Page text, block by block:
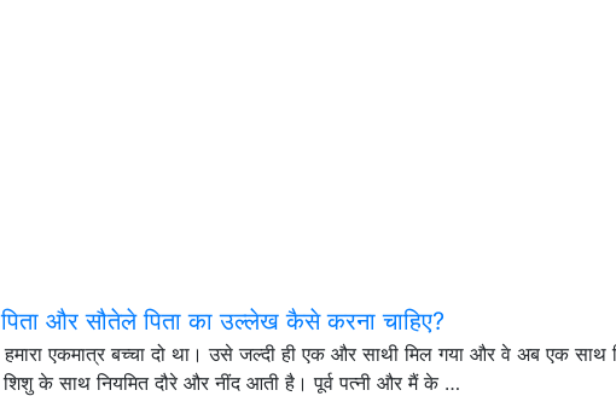
और सौतेले पिता का उल्लेख कैसे करना चाहिए?
एकमात्र बच्चा दो था। उसे जल्दी ही एक और साथी मिल गया और वे अब एक साथ
के साथ नियमित दौरे और नींद आती है। पूर्व पत्नी और मैं के …